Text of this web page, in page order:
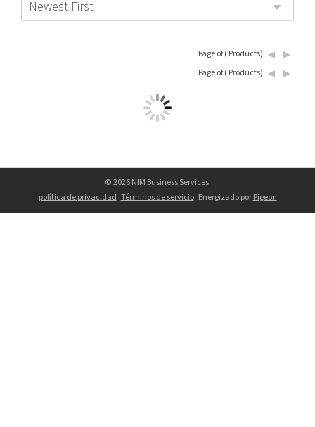
Newest First
Pageof( Products)
Pageof( Products)
© 2026 NIM Business Services.
política de privacidad Términos de servicioEnergizado porPigeon